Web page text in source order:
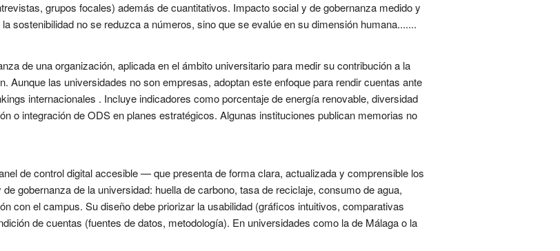
grupos focales) además de cuantitativos. Impacto social y de gobernanza medido y
sostenibilidad no se reduzca a números, sino que se evalúe en su dimensión humana.......
de una organización, aplicada en el ámbito universitario para medir su contribución a la
Aunque las universidades no son empresas, adoptan este enfoque para rendir cuentas ante
internacionales . Incluye indicadores como porcentaje de energía renovable, diversidad
o integración de ODS en planes estratégicos. Algunas instituciones publican memorias no
de control digital accesible — que presenta de forma clara, actualizada y comprensible los
gobernanza de la universidad: huella de carbono, tasa de reciclaje, consumo de agua,
con el campus. Su diseño debe priorizar la usabilidad (gráficos intuitivos, comparativas
de cuentas (fuentes de datos, metodología). En universidades como la de Málaga o la